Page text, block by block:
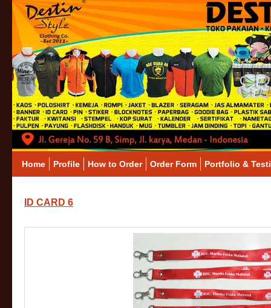
Home Profile How to Order Order Form Portfolio &
ID CARD 6